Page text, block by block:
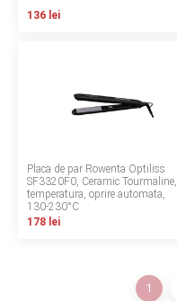
136 lei
Placa de par Rowenta Optiliss
SF3320F0, Ceramic Tourmaline,
temperatura, oprire automata,
130‑230°C
178 lei
1